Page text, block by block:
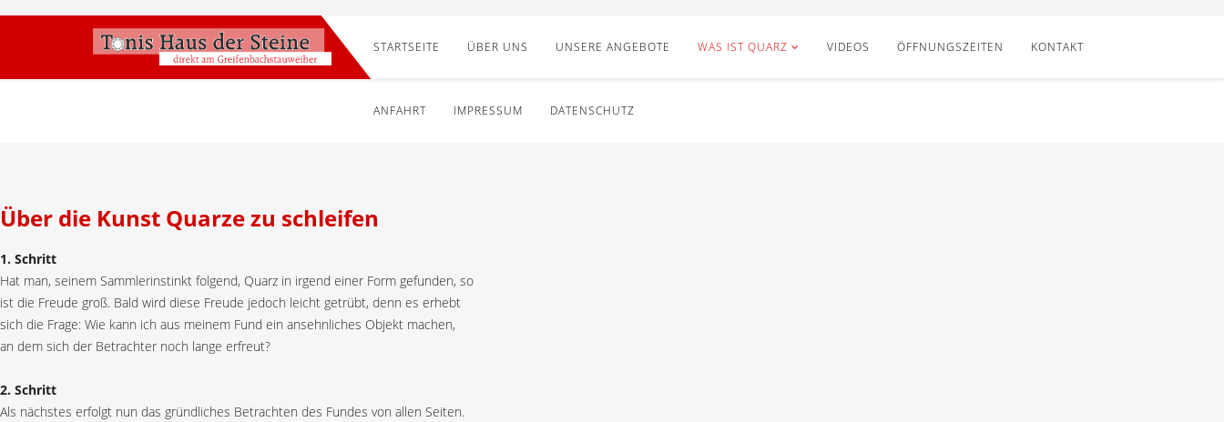
STARTSEITE ÜBER UNS UNSERE ANGEBOTE WAS IST QUARZ VIDEOS ÖFFNUNGSZEITEN KONTAKT
ANFAHRT IMPRESSUM DATENSCHUTZ
Über die Kunst Quarze zu schleifen
1. Schritt
Hat man, seinem Sammlerinstinkt folgend, Quarz in irgend einer Form gefunden, so
ist die Freude groß. Bald wird diese Freude jedoch leicht getrübt, denn es erhebt
sich die Frage: Wie kann ich aus meinem Fund ein ansehnliches Objekt machen,
an dem sich der Betrachter noch lange erfreut?
2. Schritt
Als nächstes erfolgt nun das gründliches Betrachten des Fundes von allen Seiten.